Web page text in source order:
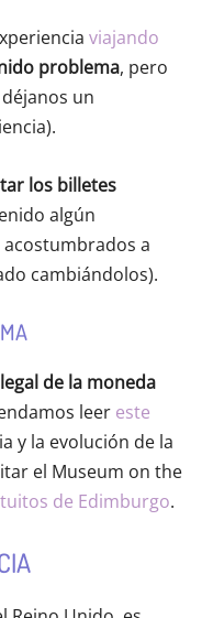
viajando
problema, pero
un
los billetes
algún
a
cambiándolos).
de la moneda
leer este
y la evolución de la
el Museum on the
de Edimburgo.